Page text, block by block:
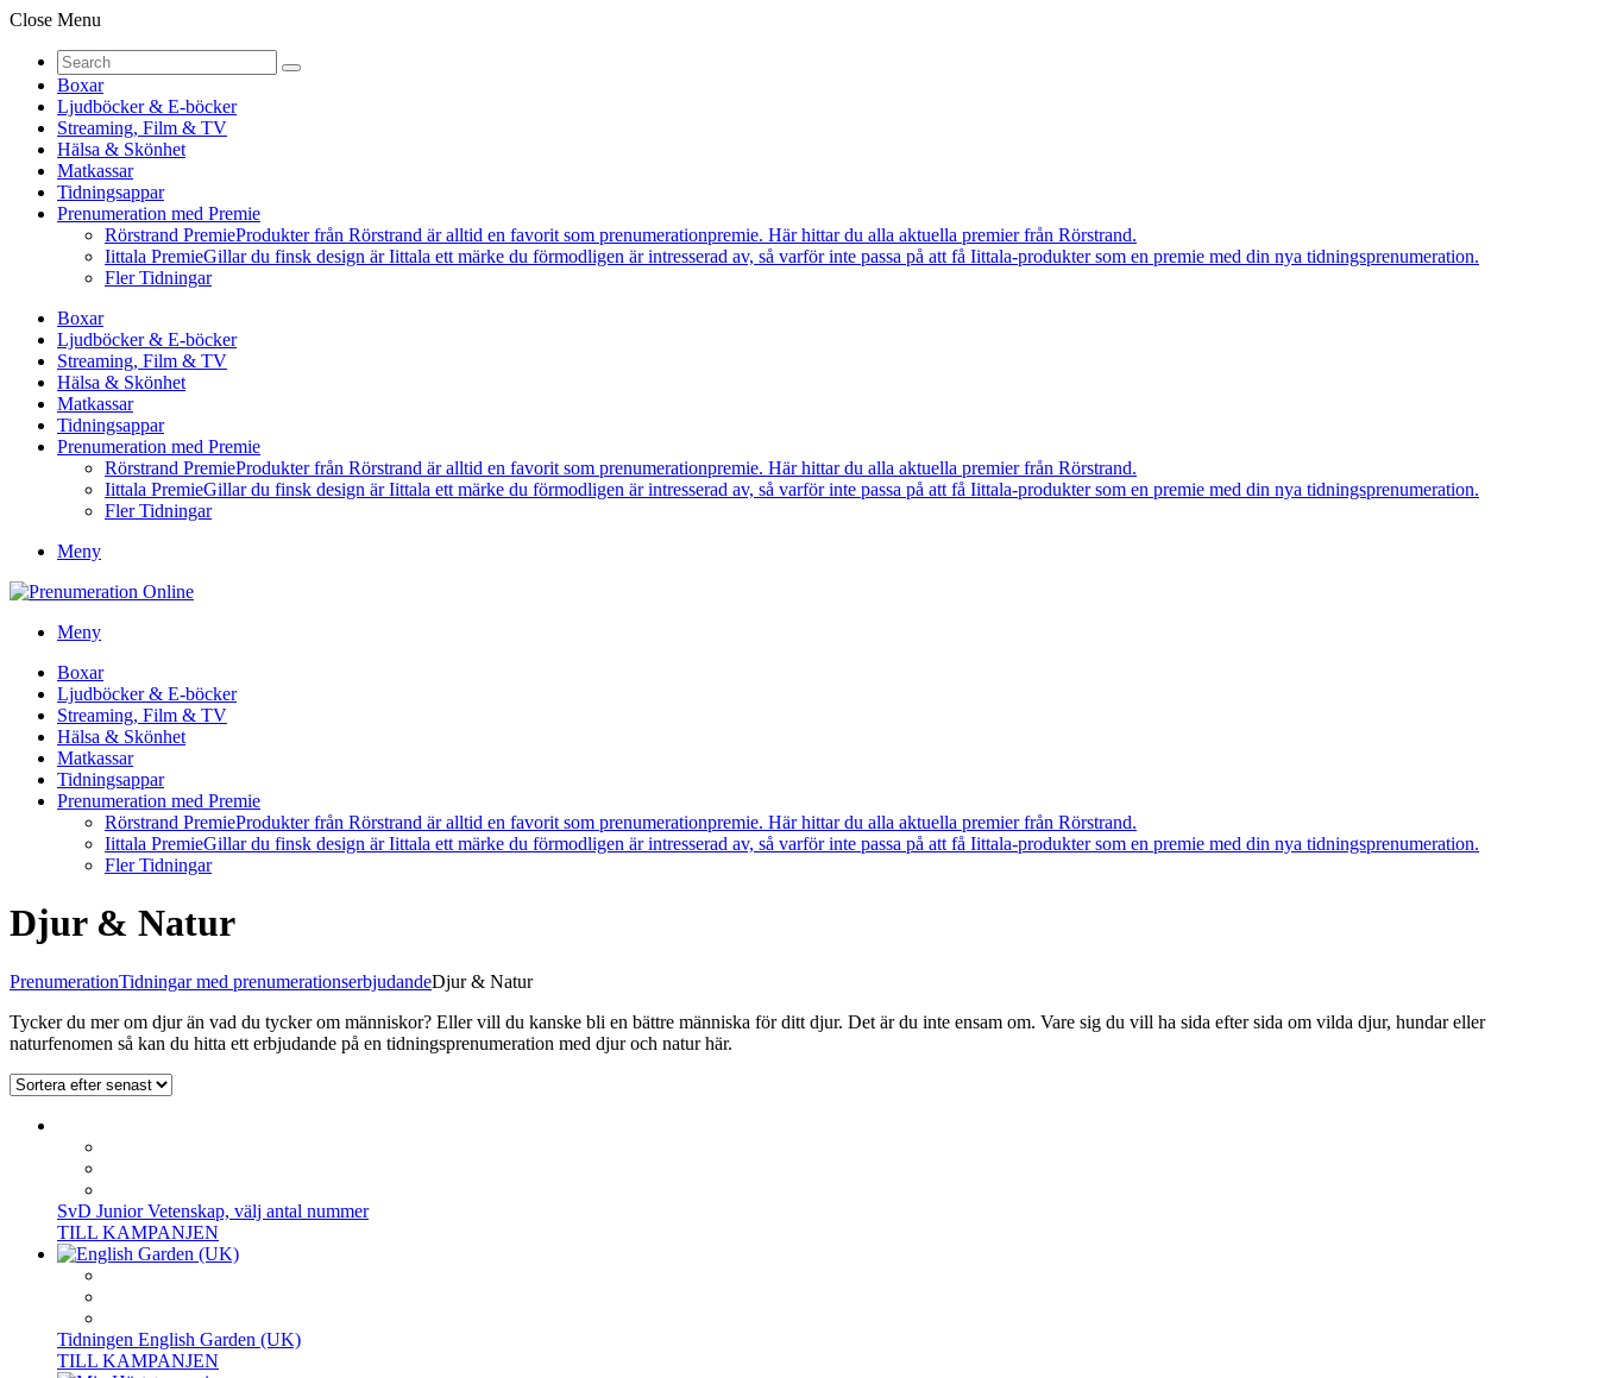
Close Menu
Boxar
Ljudböcker & E-böcker
Streaming, Film & TV
Hälsa & Skönhet
Matkassar
Tidningsappar
Prenumeration med Premie
Rörstrand PremieProdukter från Rörstrand är alltid en favorit som prenumerationpremie. Här hittar du alla aktuella premier från Rörstrand.
Iittala PremieGillar du finsk design är Iittala ett märke du förmodligen är intresserad av, så varför inte passa på att få Iittala-produkter som en premie med din nya tidningsprenumeration.
Fler Tidningar
Boxar
Ljudböcker & E-böcker
Streaming, Film & TV
Hälsa & Skönhet
Matkassar
Tidningsappar
Prenumeration med Premie
Rörstrand PremieProdukter från Rörstrand är alltid en favorit som prenumerationpremie. Här hittar du alla aktuella premier från Rörstrand.
Iittala PremieGillar du finsk design är Iittala ett märke du förmodligen är intresserad av, så varför inte passa på att få Iittala-produkter som en premie med din nya tidningsprenumeration.
Fler Tidningar
Meny
Meny
Boxar
Ljudböcker & E-böcker
Streaming, Film & TV
Hälsa & Skönhet
Matkassar
Tidningsappar
Prenumeration med Premie
Rörstrand PremieProdukter från Rörstrand är alltid en favorit som prenumerationpremie. Här hittar du alla aktuella premier från Rörstrand.
Iittala PremieGillar du finsk design är Iittala ett märke du förmodligen är intresserad av, så varför inte passa på att få Iittala-produkter som en premie med din nya tidningsprenumeration.
Fler Tidningar
Djur & Natur
PrenumerationTidningar med prenumerationserbjudandeDjur & Natur
Tycker du mer om djur än vad du tycker om människor? Eller vill du kanske bli en bättre människa för ditt djur. Det är du inte ensam om. Vare sig du vill ha sida efter sida om vilda djur, hundar eller
naturfenomen så kan du hitta ett erbjudande på en tidningsprenumeration med djur och natur här.
SvD Junior Vetenskap, välj antal nummer
TILL KAMPANJEN
Tidningen English Garden (UK)
TILL KAMPANJEN